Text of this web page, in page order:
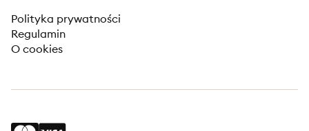
Polityka prywatności
Regulamin
O cookies